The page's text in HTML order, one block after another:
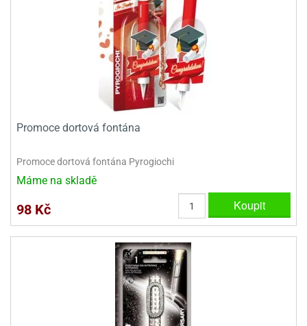
Promoce dortová fontána
Promoce dortová fontána Pyrogiochi
Máme na skladě
98 Kč Koupit